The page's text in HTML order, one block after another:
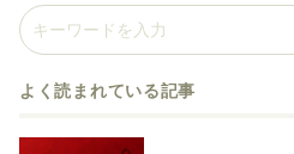
よく読まれている記事